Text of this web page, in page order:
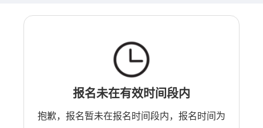
报名未在有效时间段内
抱歉，报名暂未在报名时间段内，报名时间为